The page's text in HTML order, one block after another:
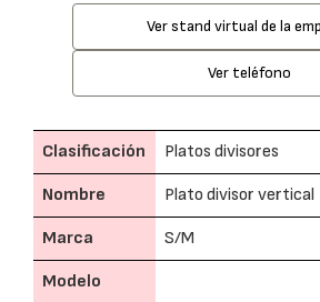
Ver stand virtual de la
Ver teléfono
Clasificación Platos divisores
Nombre Plato divisor vertical
Marca S/M
Modelo